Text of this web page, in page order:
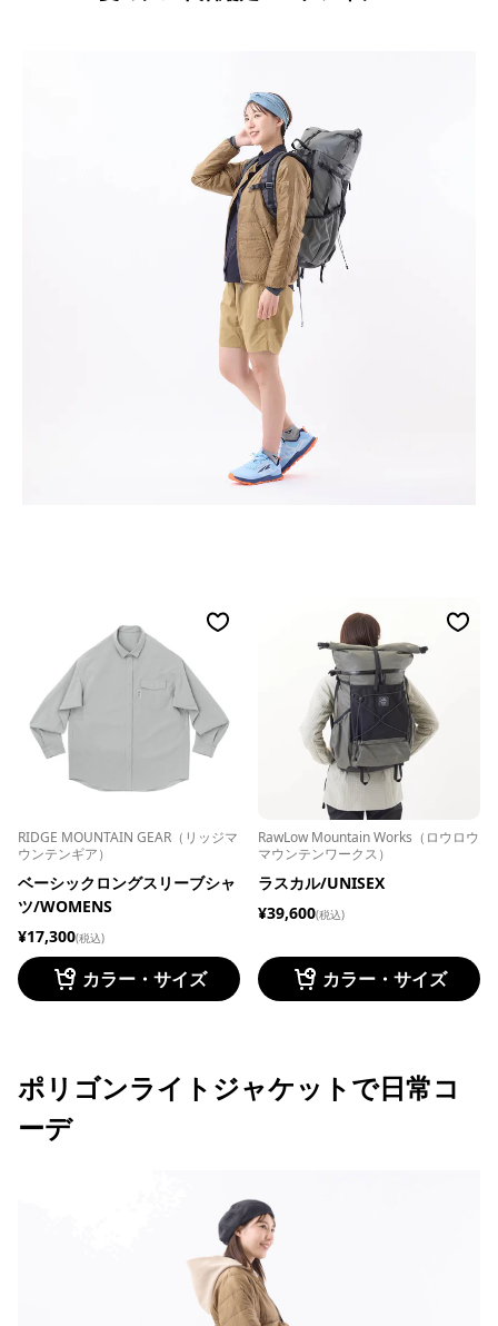
RIDGE MOUNTAIN GEAR（リッジマ
ウンテンギア）
ベーシックロングスリーブシャ
ツ/WOMENS
¥17,300(税込)
カラー・サイズ
RawLow Mountain Works（ロウロウ
マウンテンワークス）
ラスカル/UNISEX
¥39,600(税込)
カラー・サイズ
ポリゴンライトジャケットで日常コ
ーデ